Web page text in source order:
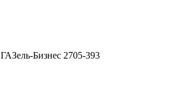
ГАЗель-Бизнес 2705-393